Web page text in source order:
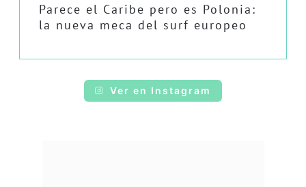
Parece el Caribe pero es Polonia:
la nueva meca del surf europeo
Ver en Instagram